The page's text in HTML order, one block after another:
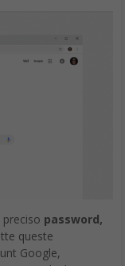
password,
queste
Google,